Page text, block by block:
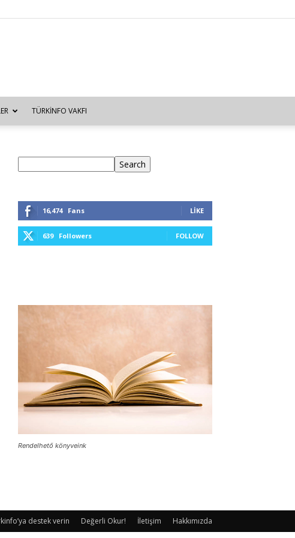
TÜRKINFO VAKFI
Search
16,474 Fans LIKE
639 Followers FOLLOW
Rendelhető könyveink
destek verin Değerli Okur! İletişim Hakkımızda